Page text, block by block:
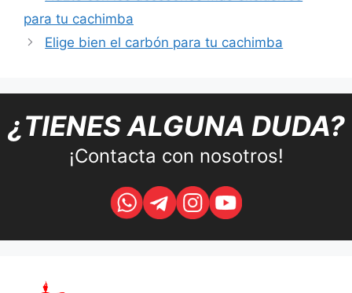
para tu cachimba
Elige bien el carbón para tu cachimba
¿TIENES ALGUNA DUDA?
¡Contacta con nosotros!